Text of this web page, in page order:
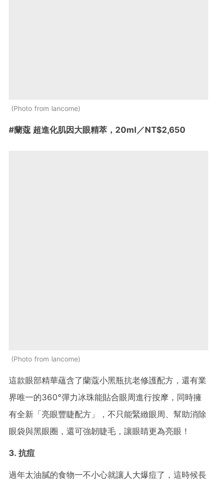
Photo from lancome
#蘭蔻 超進化肌因大眼精萃，20ml／NT$2,650
Photo from lancome
這款眼部精華蘊含了蘭蔻小黑瓶抗老修護配方，還有業
界唯一的360°彈力冰珠能貼合眼周進行按摩，同時擁
有全新「亮眼豐睫配方」，不只能緊緻眼周、幫助消除
眼袋與黑眼圈，還可強韌睫毛，讓眼睛更為亮眼！
3. 抗痘
過年太油膩的食物一不小心就讓人大爆痘了，這時候長